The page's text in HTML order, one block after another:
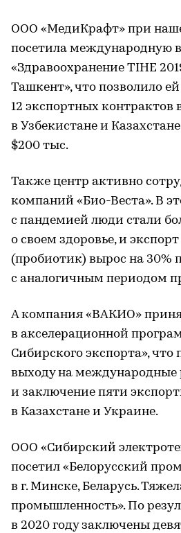
ООО «МедиКрафт» при
посетила международную
«Здравоохранение TIHE
Ташкент», что позволило
12 экспортных контрактов
в Узбекистане и
$200 тыс.
Также центр активно
компаний «Био-Веста». В
с пандемией люди стали
о своем здоровье, и
(пробиотик) вырос на 30%
с аналогичным периодом
А компания «ВАКИО»
в акселерационной
Сибирского экспорта», что
выходу на международные
и заключение пяти
в Казахстане и Украине.
ООО «Сибирский
посетил «Белорусский
в г. Минске, Беларусь.
промышленность». По
в 2020 году заключены